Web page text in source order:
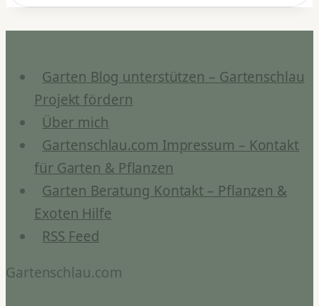
Garten Blog unterstützen – Gartenschlau
Projekt fördern
Über mich
Gartenschlau.com Impressum – Kontakt
für Garten & Pflanzen
Garten Beratung Kontakt – Pflanzen &
Exoten Hilfe
RSS Feed
Gartenschlau.com